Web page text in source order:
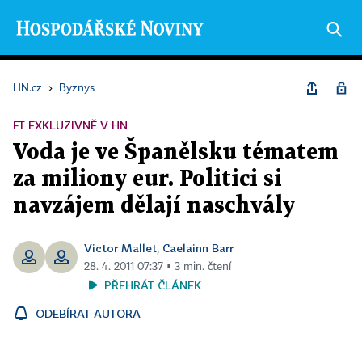
HN.cz › Byznys
FT EXKLUZIVNĚ V HN
Voda je ve Španělsku tématem
za miliony eur. Politici si
navzájem dělají naschvály
Victor Mallet, Caelainn Barr
28. 4. 2011 07:37 ▪ 3 min. čtení
PŘEHRÁT ČLÁNEK
ODEBÍRAT AUTORA